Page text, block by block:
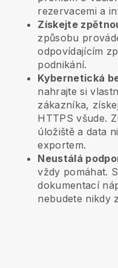
rezervacemi a
Získejte
způsobu
odpovídajícím
podnikání.
Kybernetická
nahrajte si
zákazníka,
HTTPS všude.
úložiště a data
exportem.
Neustálá
vždy pomáhat.
dokumentací
nebudete nikdy